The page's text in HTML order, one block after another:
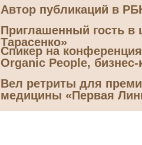
Вел ретриты для
медицины «Первая
Спикер на
Organic People,
Приглашенный гость в
Тарасенко»
Автор публикаций в